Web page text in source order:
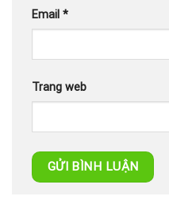
Email *
Trang web